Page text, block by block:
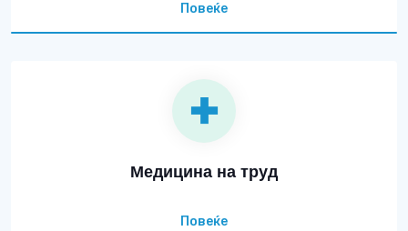
Повеќе
Медицина на труд
Повеќе